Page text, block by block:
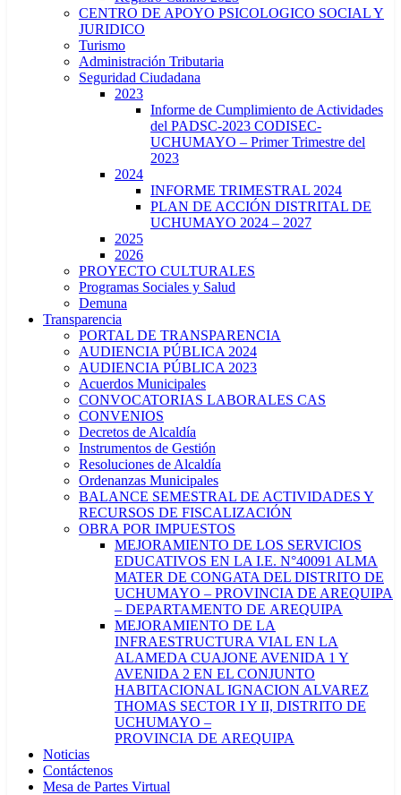
CENTRO DE APOYO PSICOLOGICO SOCIAL Y
JURIDICO
Turismo
Administración Tributaria
Seguridad Ciudadana
2023
Informe de Cumplimiento de Actividades
del PADSC-2023 CODISEC-
UCHUMAYO – Primer Trimestre del
2023
2024
INFORME TRIMESTRAL 2024
PLAN DE ACCIÓN DISTRITAL DE
UCHUMAYO 2024 – 2027
2025
2026
PROYECTO CULTURALES
Programas Sociales y Salud
Demuna
Transparencia
PORTAL DE TRANSPARENCIA
AUDIENCIA PÚBLICA 2024
AUDIENCIA PÚBLICA 2023
Acuerdos Municipales
CONVOCATORIAS LABORALES CAS
CONVENIOS
Decretos de Alcaldía
Instrumentos de Gestión
Resoluciones de Alcaldía
Ordenanzas Municipales
BALANCE SEMESTRAL DE ACTIVIDADES Y
RECURSOS DE FISCALIZACIÓN
OBRA POR IMPUESTOS
MEJORAMIENTO DE LOS SERVICIOS
EDUCATIVOS EN LA I.E. N°40091 ALMA
MATER DE CONGATA DEL DISTRITO DE
UCHUMAYO – PROVINCIA DE AREQUIPA
– DEPARTAMENTO DE AREQUIPA
MEJORAMIENTO DE LA
INFRAESTRUCTURA VIAL EN LA
ALAMEDA CUAJONE AVENIDA 1 Y
AVENIDA 2 EN EL CONJUNTO
HABITACIONAL IGNACION ALVAREZ
THOMAS SECTOR I Y II, DISTRITO DE
UCHUMAYO –
PROVINCIA DE AREQUIPA
Noticias
Contáctenos
Mesa de Partes Virtual